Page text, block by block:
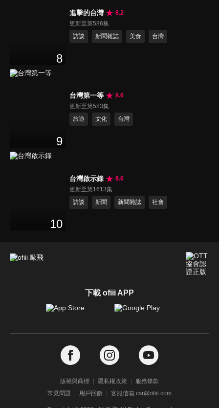
8
進擊的台灣
8.2
更新至第586集
訪談
新聞雜誌 美食 台灣
9
台灣第一等
8.6
更新至第583集
旅遊
文化 台灣
10
台灣啟示錄
8.6
更新至第1613集
訪談
新聞 新聞雜誌 社會
下載 ofiii APP
版權與商標 隱私權政策
服務條款
常見問題
用戶回饋 客服信箱 csr@ofiii.com